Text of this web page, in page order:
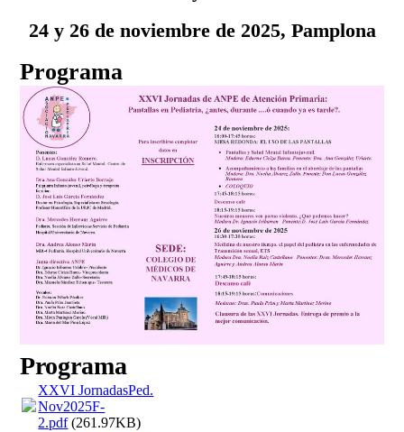
24 y 26 de noviembre de 2025, Pamplona
Programa
Programa
XXVI JornadasPed.
Nov2025F-
2.pdf(261.97KB)